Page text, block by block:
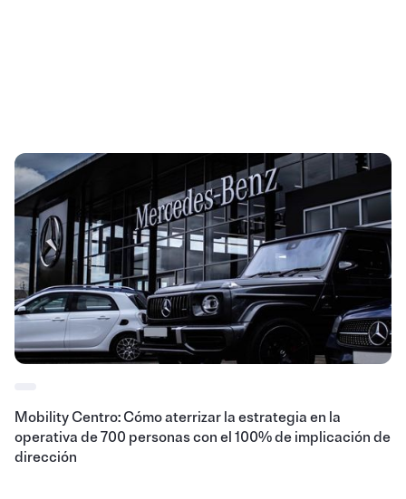
Mobility Centro: Cómo aterrizar la estrategia en la
operativa de 700 personas con el 100% de implicación de
dirección